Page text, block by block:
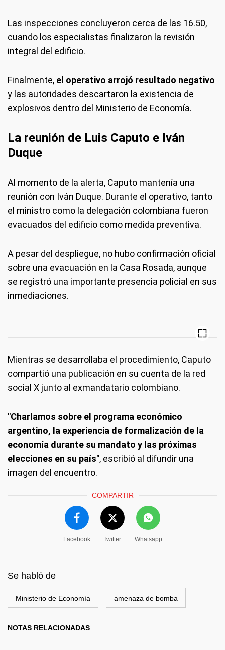
Las inspecciones concluyeron cerca de las 16.50,
cuando los especialistas finalizaron la revisión
integral del edificio.
Finalmente, el operativo arrojó resultado negativo
y las autoridades descartaron la existencia de
explosivos dentro del Ministerio de Economía.
La reunión de Luis Caputo e Iván
Duque
Al momento de la alerta, Caputo mantenía una
reunión con Iván Duque. Durante el operativo, tanto
el ministro como la delegación colombiana fueron
evacuados del edificio como medida preventiva.
A pesar del despliegue, no hubo confirmación oficial
sobre una evacuación en la Casa Rosada, aunque
se registró una importante presencia policial en sus
inmediaciones.
Mientras se desarrollaba el procedimiento, Caputo
compartió una publicación en su cuenta de la red
social X junto al exmandatario colombiano.
"Charlamos sobre el programa económico
argentino, la experiencia de formalización de la
economía durante su mandato y las próximas
elecciones en su país", escribió al difundir una
imagen del encuentro.
COMPARTIR
Facebook Twitter Whatsapp
Se habló de
Ministerio de Economía amenaza de bomba
NOTAS RELACIONADAS